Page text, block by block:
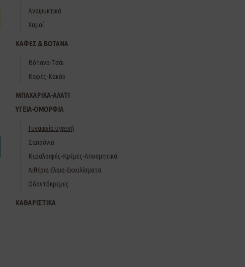
Αναψυκτικά
Χυμοί
ΚΑΦΕΣ & ΒΟΤΑΝΑ
Βότανα-Τσάι
Καφές-Κακάο
ΜΠΑΧΑΡΙΚΑ-ΑΛΑΤΙ
ΥΓΕΙΑ-ΟΜΟΡΦΙΑ
Γυναικεία υγιεινή
Σαπούνια
Κεραλοιφές-Κρέμες-Αποσμητικά
Αιθέρια έλαια-Εκχυλίσματα
Οδοντόκρεμες
ΚΑΘΑΡΙΣΤΙΚΑ